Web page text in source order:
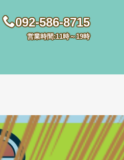
092-586-8715
営業時間:11時～19時